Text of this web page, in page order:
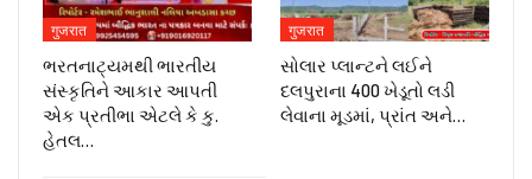
गुजरात
ભરતનાટ્યમથી ભારતીય
સંસ્કૃતિને આકાર આપતી
એક પ્રતીભા એટલે કે‌ કુ.
હેતલ…
गुजरात
સોલાર પ્લાન્ટને લઈને
દલપુરાના 400 ખેડૂતો લડી
લેવાના મૂડમાં, પ્રાંત અને…